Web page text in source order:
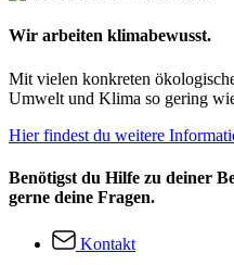
Wir arbeiten klimabewusst.
Mit vielen konkreten
Umwelt und Klima so gering
Hier findest du weitere
Benötigst du Hilfe zu deiner
gerne deine Fragen.
Kontakt